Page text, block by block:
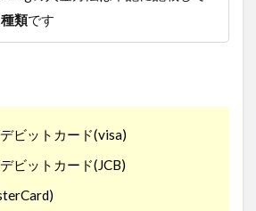
種類です
ビットカード(visa)
ビットカード(JCB)